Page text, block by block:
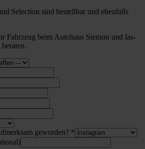
Sel­ec­tion sind bestell­bar und eben­falls
Fahr­zeug beim Auto­haus Sie­mon und las­
gewor­den? *